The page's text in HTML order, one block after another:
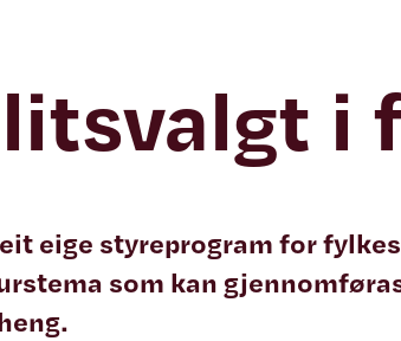
i
eige styreprogram for
som kan